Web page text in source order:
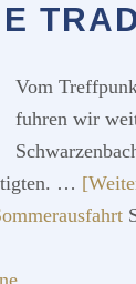
Vom
fuhren wir
…